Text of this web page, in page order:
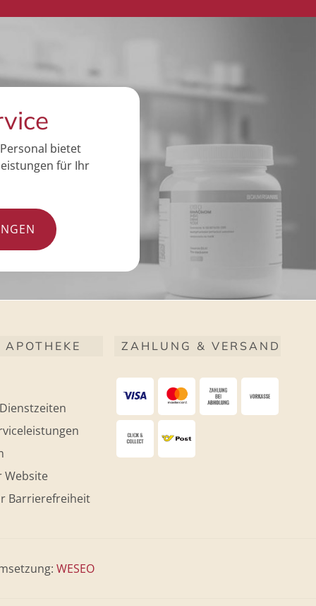
bietet
für Ihr
APOTHEKE
Website
Barrierefreiheit
ZAHLUNG & VERSAND
WESEO